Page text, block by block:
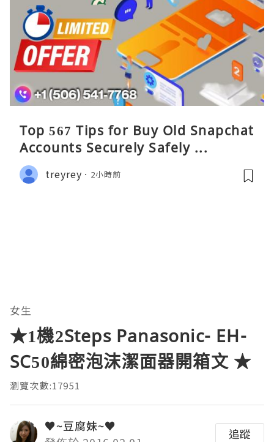
Top 567 Tips for Buy Old Snapchat
Accounts Securely Safely ...
treyrey 2小時前
女生
★1機2Steps Panasonic- EH-
SC50綿密泡沫潔面器開箱文 ★
瀏覽次數:17951
♥~豆腐妹~♥
追蹤